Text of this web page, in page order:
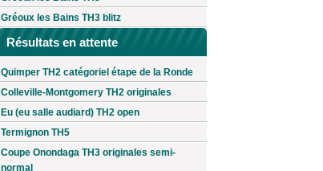
Gréoux les Bains TH3 blitz
Résultats en attente
Quimper TH2 catégoriel étape de la Ronde
Colleville-Montgomery TH2 originales
Eu (eu salle audiard) TH2 open
Termignon TH5
Coupe Onondaga TH3 originales semi-
normal